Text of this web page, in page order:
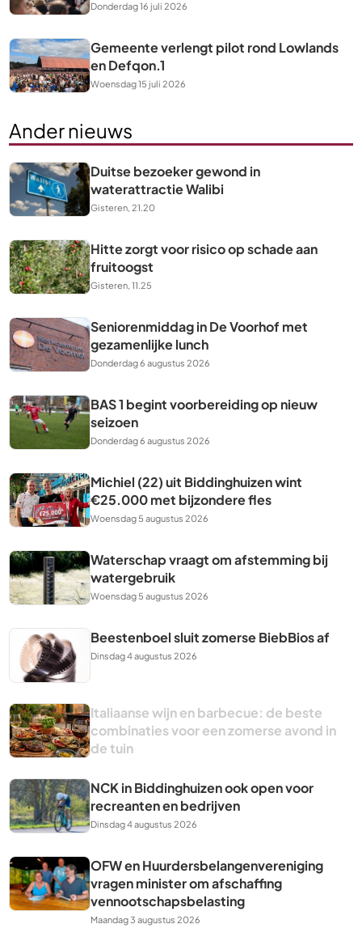
Donderdag 16 juli 2026
Gemeente verlengt pilot rond Lowlands
en Defqon.1
Woensdag 15 juli 2026
Ander nieuws
Duitse bezoeker gewond in
waterattractie Walibi
Gisteren, 21.20
Hitte zorgt voor risico op schade aan
fruitoogst
Gisteren, 11.25
Seniorenmiddag in De Voorhof met
gezamenlijke lunch
Donderdag 6 augustus 2026
BAS 1 begint voorbereiding op nieuw
seizoen
Donderdag 6 augustus 2026
Michiel (22) uit Biddinghuizen wint
€25.000 met bijzondere fles
Woensdag 5 augustus 2026
Waterschap vraagt om afstemming bij
watergebruik
Woensdag 5 augustus 2026
Beestenboel sluit zomerse BiebBios af
Dinsdag 4 augustus 2026
Italiaanse wijn en barbecue: de beste
combinaties voor een zomerse avond in
de tuin
NCK in Biddinghuizen ook open voor
recreanten en bedrijven
Dinsdag 4 augustus 2026
OFW en Huurdersbelangenvereniging
vragen minister om afschaffing
vennootschapsbelasting
Maandag 3 augustus 2026